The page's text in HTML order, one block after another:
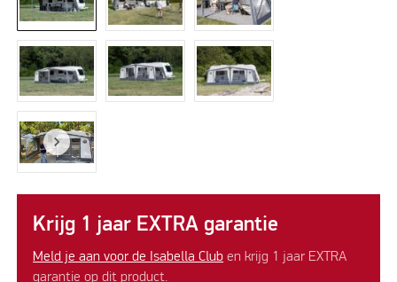
Krijg 1 jaar EXTRA garantie
Meld je aan voor de Isabella Club en krijg 1 jaar EXTRA
garantie op dit product.